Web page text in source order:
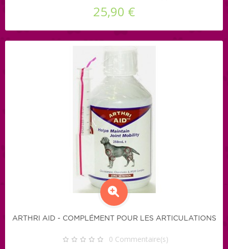
25,90 €
ARTHRI AID - COMPLÉMENT POUR LES ARTICULATIONS
0 Commentaire(s)